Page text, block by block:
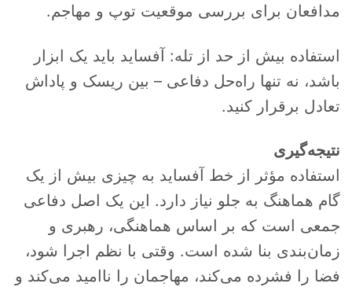
مدافعان برای بررسی موقعیت توپ و مهاجم.
استفاده بیش از حد از تله: آفساید باید یک ابزار
باشد، نه تنها راه‌حل دفاعی – بین ریسک و پاداش
تعادل برقرار کنید.
نتیجه‌گیری
استفاده مؤثر از خط آفساید به چیزی بیش از یک
گام هماهنگ به جلو نیاز دارد. این یک اصل دفاعی
جمعی است که بر اساس هماهنگی، رهبری و
زمان‌بندی بنا شده است. وقتی با نظم اجرا شود،
فضا را فشرده می‌کند، مهاجمان را ناامید می‌کند و